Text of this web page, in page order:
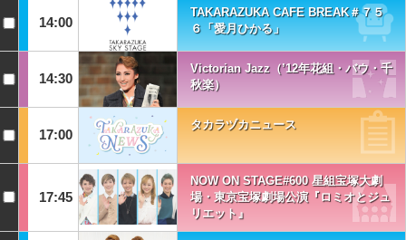
14:00
TAKARAZUKA CAFE BREAK＃７５
６「愛月ひかる」
14:30
Victorian Jazz（’12年花組・バウ・千
秋楽）
17:00
タカラヅカニュース
17:45
NOW ON STAGE#600 星組宝塚大劇
場・東京宝塚劇場公演『ロミオとジュ
リエット』